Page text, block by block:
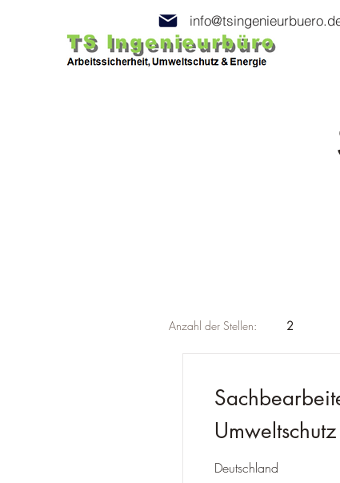
Anzahl der Stellen: 2
Umweltschutz
Deutschland